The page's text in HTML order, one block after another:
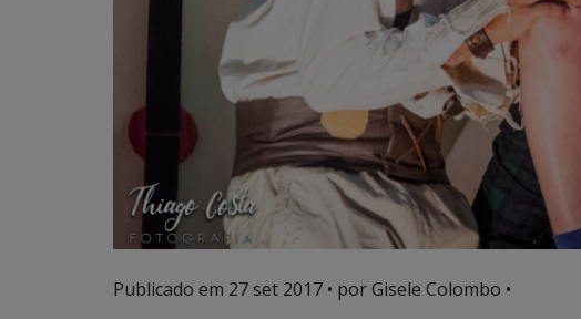
Publicado em 27 set 2017 • por Gisele Colombo •